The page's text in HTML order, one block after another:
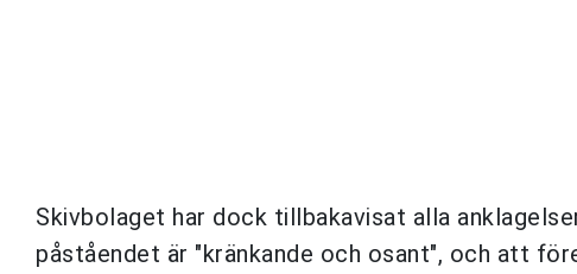
Skivbolaget har dock tillbakavisat alla
påståendet är "kränkande och osant", och att